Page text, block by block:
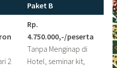
Paket B
2
Rp.
4.750.000,-/peserta
Tanpa Menginap di
Hotel, seminar kit,